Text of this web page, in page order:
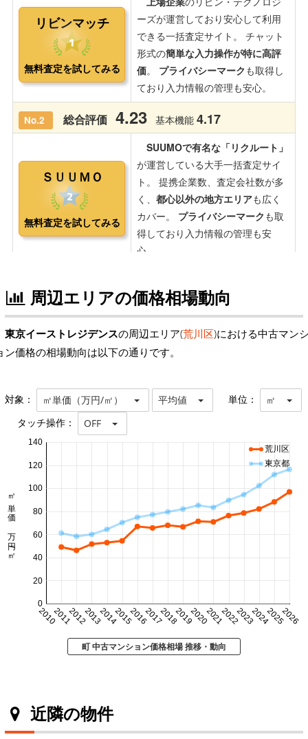
周辺エリアの価格相場動向
東京イーストレジデンスの周辺エリア(荒川区)における中古マン
ン価格の相場動向は以下の通りです。
対象： ㎡単価（万円/㎡） 平均値 単位： ㎡
タッチ操作： OFF
20102011201220132014201520162017201820192020202120222023202420252026
0
20
40
60
80
100
120
140
㎡単価 万円/㎡
荒川区
東京都
町 中古マンション価格相場 推移・動向
近隣の物件